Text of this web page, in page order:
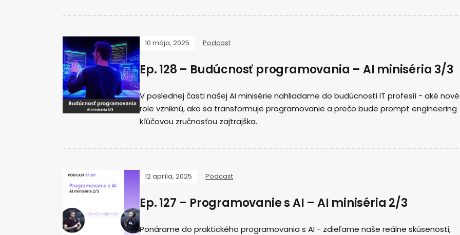
10 mája, 2025 Podcast
Ep. 128 – Budúcnosť programovania – AI miniséria 3/3
V poslednej časti našej AI minisérie nahliadame do budúcnosti IT profesií - aké nové
role vzniknú, ako sa transformuje programovanie a prečo bude prompt engineering
kľúčovou zručnosťou zajtrajška.
12 apríla, 2025 Podcast
Ep. 127 – Programovanie s AI – AI miniséria 2/3
Ponárame do praktického programovania s AI - zdieľame naše reálne skúsenosti,